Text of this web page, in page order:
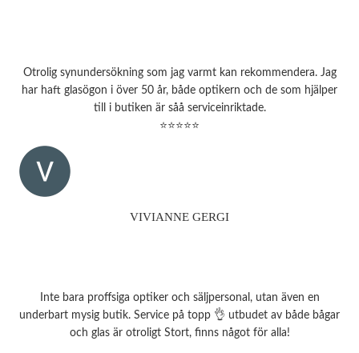
Otrolig synundersökning som jag varmt kan rekommendera. Jag
har haft glasögon i över 50 år, både optikern och de som hjälper
till i butiken är såå serviceinriktade.
⭐⭐⭐⭐⭐
VIVIANNE GERGI
Inte bara proffsiga optiker och säljpersonal, utan även en
underbart mysig butik. Service på topp 👌 utbudet av både bågar
och glas är otroligt Stort, finns något för alla!